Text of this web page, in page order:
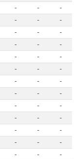
- -
-
- -
-
- -
-
- -
-
- -
-
- -
-
- -
-
- -
-
- -
-
- -
-
- -
-
- -
-
- -
-